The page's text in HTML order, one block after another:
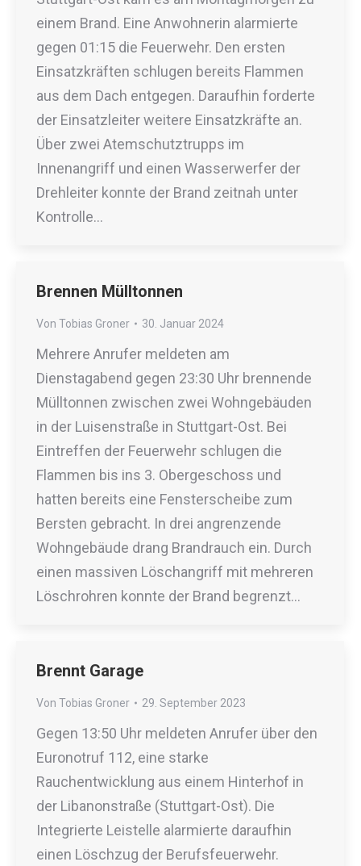
einem Brand. Eine Anwohnerin alarmierte
gegen 01:15 die Feuerwehr. Den ersten
Einsatzkräften schlugen bereits Flammen
aus dem Dach entgegen. Daraufhin forderte
der Einsatzleiter weitere Einsatzkräfte an.
Über zwei Atemschutztrupps im
Innenangriff und einen Wasserwerfer der
Drehleiter konnte der Brand zeitnah unter
Kontrolle…
Brennen Mülltonnen
Von Tobias Groner 30. Januar 2024
Mehrere Anrufer meldeten am
Dienstagabend gegen 23:30 Uhr brennende
Mülltonnen zwischen zwei Wohngebäuden
in der Luisenstraße in Stuttgart-Ost. Bei
Eintreffen der Feuerwehr schlugen die
Flammen bis ins 3. Obergeschoss und
hatten bereits eine Fensterscheibe zum
Bersten gebracht. In drei angrenzende
Wohngebäude drang Brandrauch ein. Durch
einen massiven Löschangriff mit mehreren
Löschrohren konnte der Brand begrenzt…
Brennt Garage
Von Tobias Groner 29. September 2023
Gegen 13:50 Uhr meldeten Anrufer über den
Euronotruf 112, eine starke
Rauchentwicklung aus einem Hinterhof in
der Libanonstraße (Stuttgart-Ost). Die
Integrierte Leistelle alarmierte daraufhin
einen Löschzug der Berufsfeuerwehr.